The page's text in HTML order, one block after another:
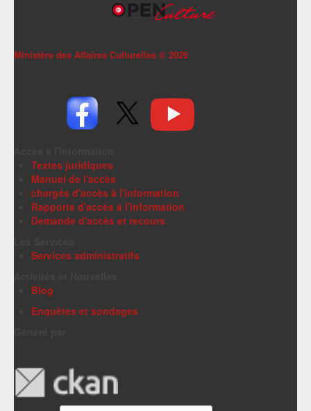
Ministère des Affaires Culturelles © 2026
Textes juridiques
Manuel de l'accès
chargés d'accès à l'information
Rapports d'accès à l'information
Demande d'accès et recours
Services administratifs
Blog
Enquêtes et sondages